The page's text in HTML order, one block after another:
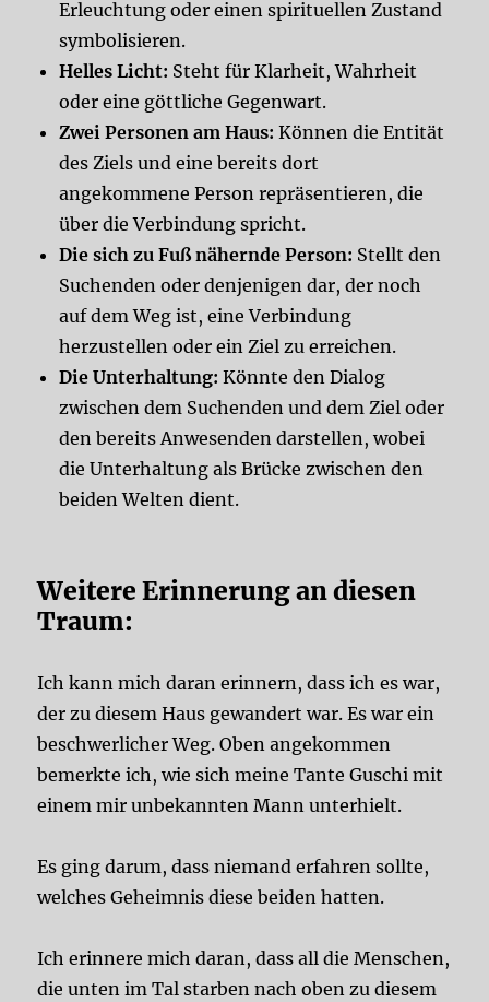
Erleuchtung oder einen spirituellen Zustand
symbolisieren.
Helles Licht: Steht für Klarheit, Wahrheit
oder eine göttliche Gegenwart.
Zwei Personen am Haus: Können die Entität
des Ziels und eine bereits dort
angekommene Person repräsentieren, die
über die Verbindung spricht.
Die sich zu Fuß nähernde Person: Stellt den
Suchenden oder denjenigen dar, der noch
auf dem Weg ist, eine Verbindung
herzustellen oder ein Ziel zu erreichen.
Die Unterhaltung: Könnte den Dialog
zwischen dem Suchenden und dem Ziel oder
den bereits Anwesenden darstellen, wobei
die Unterhaltung als Brücke zwischen den
beiden Welten dient.
Weitere Erinnerung an diesen
Traum:
Ich kann mich daran erinnern, dass ich es war,
der zu diesem Haus gewandert war. Es war ein
beschwerlicher Weg. Oben angekommen
bemerkte ich, wie sich meine Tante Guschi mit
einem mir unbekannten Mann unterhielt.
Es ging darum, dass niemand erfahren sollte,
welches Geheimnis diese beiden hatten.
Ich erinnere mich daran, dass all die Menschen,
die unten im Tal starben nach oben zu diesem